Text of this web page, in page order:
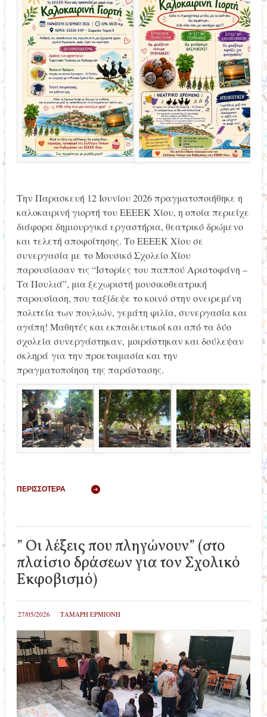
Την Παρασκευή 12 Ιουνίου 2026 πραγματοποιήθηκε η
καλοκαιρινή γιορτή του ΕΕΕΕΚ Χίου, η οποία περιείχε
διάφορα δημιουργικά εργαστήρια, θεατρικό δρώμενο
και τελετή αποφοίτησης. Το ΕΕΕΕΚ Χίου σε
συνεργασία με το Μουσικό Σχολείο Χίου
παρουσίασαν τις “Ιστορίες του παππού Αριστοφάνη –
Τα Πουλιά”, μια ξεχωριστή μουσικοθεατρική
παρουσίαση, που ταξίδεψε το κοινό στην ονειρεμένη
πολιτεία των πουλιών, γεμάτη φιλία, συνεργασία και
αγάπη! Μαθητές και εκπαιδευτικοί και από τα δύο
σχολεία συνεργάστηκαν, μοιράστηκαν και δούλεψαν
σκληρά για την προετοιμασία και την
πραγματοποίηση της παράστασης.
ΠΕΡΙΣΣΌΤΕΡΑ
” Οι λέξεις που πληγώνουν” (στο
πλαίσιο δράσεων για τον Σχολικό
Εκφοβισμό)
27/05/2026 ΤΑΜΑΡΗ ΕΡΜΙΟΝΗ